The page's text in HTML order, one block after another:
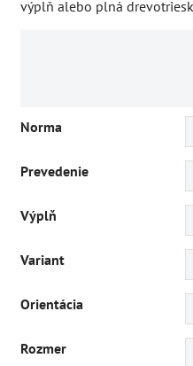
výplň alebo plná
Norma
Prevedenie
Výplň
Variant
Orientácia
Rozmer